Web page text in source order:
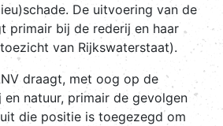
De uitvoering van de
primair bij de rederij en haar
van Rijkswaterstaat).
draagt, met oog op de
natuur, primair de gevolgen
die positie is toegezegd om